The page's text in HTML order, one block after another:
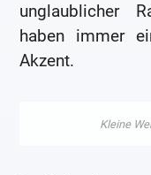
unglaublicher
haben immer
Akzent.